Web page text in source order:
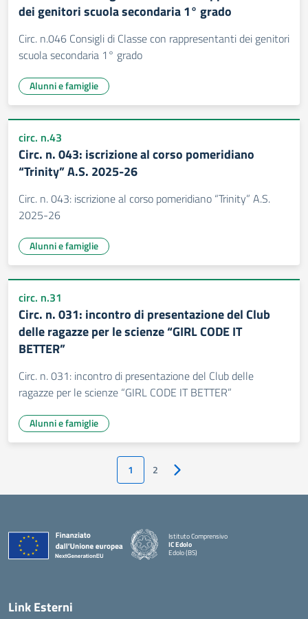
dei genitori scuola secondaria 1° grado
Circ. n.046 Consigli di Classe con rappresentanti dei genitori
scuola secondaria 1° grado
Alunni e famiglie
circ. n.43
Circ. n. 043: iscrizione al corso pomeridiano
“Trinity” A.S. 2025-26
Circ. n. 043: iscrizione al corso pomeridiano “Trinity” A.S.
2025-26
Alunni e famiglie
circ. n.31
Circ. n. 031: incontro di presentazione del Club
delle ragazze per le scienze “GIRL CODE IT
BETTER”
Circ. n. 031: incontro di presentazione del Club delle
ragazze per le scienze “GIRL CODE IT BETTER”
Alunni e famiglie
1 2 Pagina successiva
Istituto Comprensivo
IC Edolo
Edolo (BS)
Link Esterni